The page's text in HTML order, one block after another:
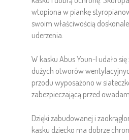
wtopiona w piankę
swoim właściwością
uderzenia.
W kasku Abus Youn-I udało się
dużych otworów
przodu wyposażono w
zabezpieczającą przed
Dzięki zabudowanej i
kasku dziecko ma dobrze